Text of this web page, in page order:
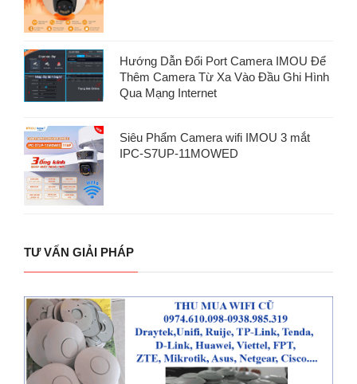
Hướng Dẫn Đổi Port Camera IMOU Để
Thêm Camera Từ Xa Vào Đầu Ghi Hình
Qua Mạng Internet
Siêu Phẩm Camera wifi IMOU 3 mắt
IPC-S7UP-11MOWED
TƯ VẤN GIẢI PHÁP